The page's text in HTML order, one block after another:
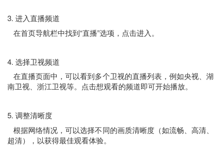
3. 进入直播频道
在首页导航栏中找到“直播”选项，点击进入。
4. 选择卫视频道
在直播页面中，可以看到多个卫视的直播列表，例如央视、湖
南卫视、浙江卫视等。点击想观看的频道即可开始播放。
5. 调整清晰度
根据网络情况，可以选择不同的画质清晰度（如流畅、高清、
超清），以获得最佳观看体验。